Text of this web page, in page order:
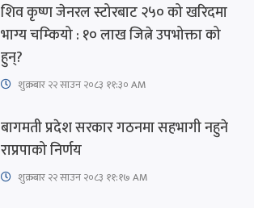
शिव कृष्ण जेनरल स्टोरबाट २५० को खरिदमा
भाग्य चम्कियो : १० लाख जित्ने उपभोक्ता को
हुन्?
शुक्रबार​ २२ साउन २०८३ ११:३० AM
बागमती प्रदेश सरकार गठनमा सहभागी नहुने
राप्रपाको निर्णय
शुक्रबार​ २२ साउन २०८३ ११:१७ AM